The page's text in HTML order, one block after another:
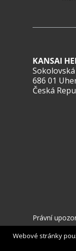
KANSAI
686 01
Česká
Právní
Webové stránky